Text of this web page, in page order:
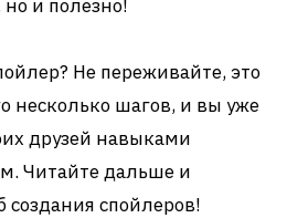
и полезно!
Не переживайте, это
несколько шагов, и вы уже
друзей навыками
Читайте дальше и
создания спойлеров!